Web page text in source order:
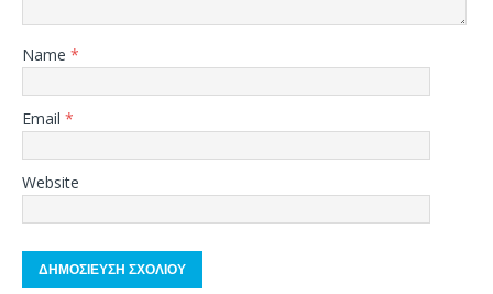
Name *
Email *
Website